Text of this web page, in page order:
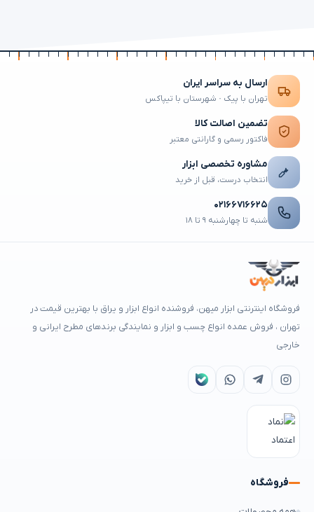
ارسال به سراسر ایران
تهران با پیک · شهرستان با تیپاکس
تضمین اصالت کالا
فاکتور رسمی و گارانتی معتبر
مشاوره تخصصی ابزار
انتخاب درست، قبل از خرید
۰۲۱۶۶۷۱۶۶۲۵
شنبه تا چهارشنبه ۹ تا ۱۸
فروشگاه اینترنتی ابزار میهن، فروشنده انواع ابزار و یراق با بهترین قیمت در
تهران ، فروش عمده انواع چسب و ابزار و نمایندگی برندهای مطرح ایرانی و
خارجی
فروشگاه